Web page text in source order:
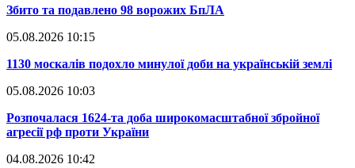
​Збито та подавлено 98 ворожих БпЛА
05.08.2026 10:15
​1130 москалів подохло минулої доби на українській землі
05.08.2026 10:03
​Розпочалася 1624-та доба широкомасштабної збройної
агресії рф проти України
04.08.2026 10:42